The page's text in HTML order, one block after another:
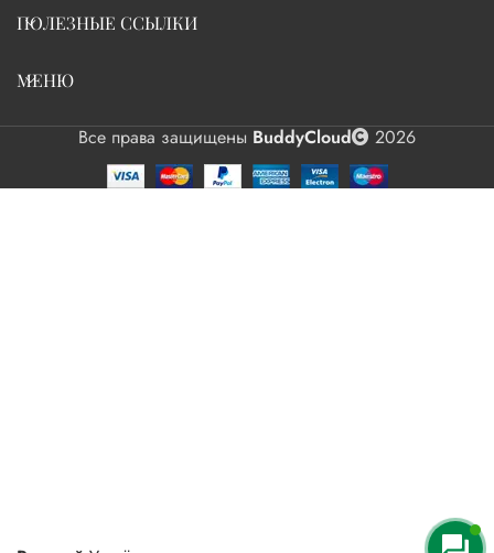
ПОЛЕЗНЫЕ ССЫЛКИ
МЕНЮ
Все права защищены BuddyCloud 2026